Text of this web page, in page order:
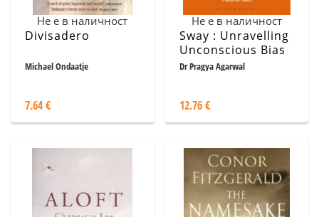
Не е в наличност
Divisadero
Michael Ondaatje
7.64 €
Не е в наличност
Sway : Unravelling
Unconscious Bias
Dr Pragya Agarwal
12.76 €